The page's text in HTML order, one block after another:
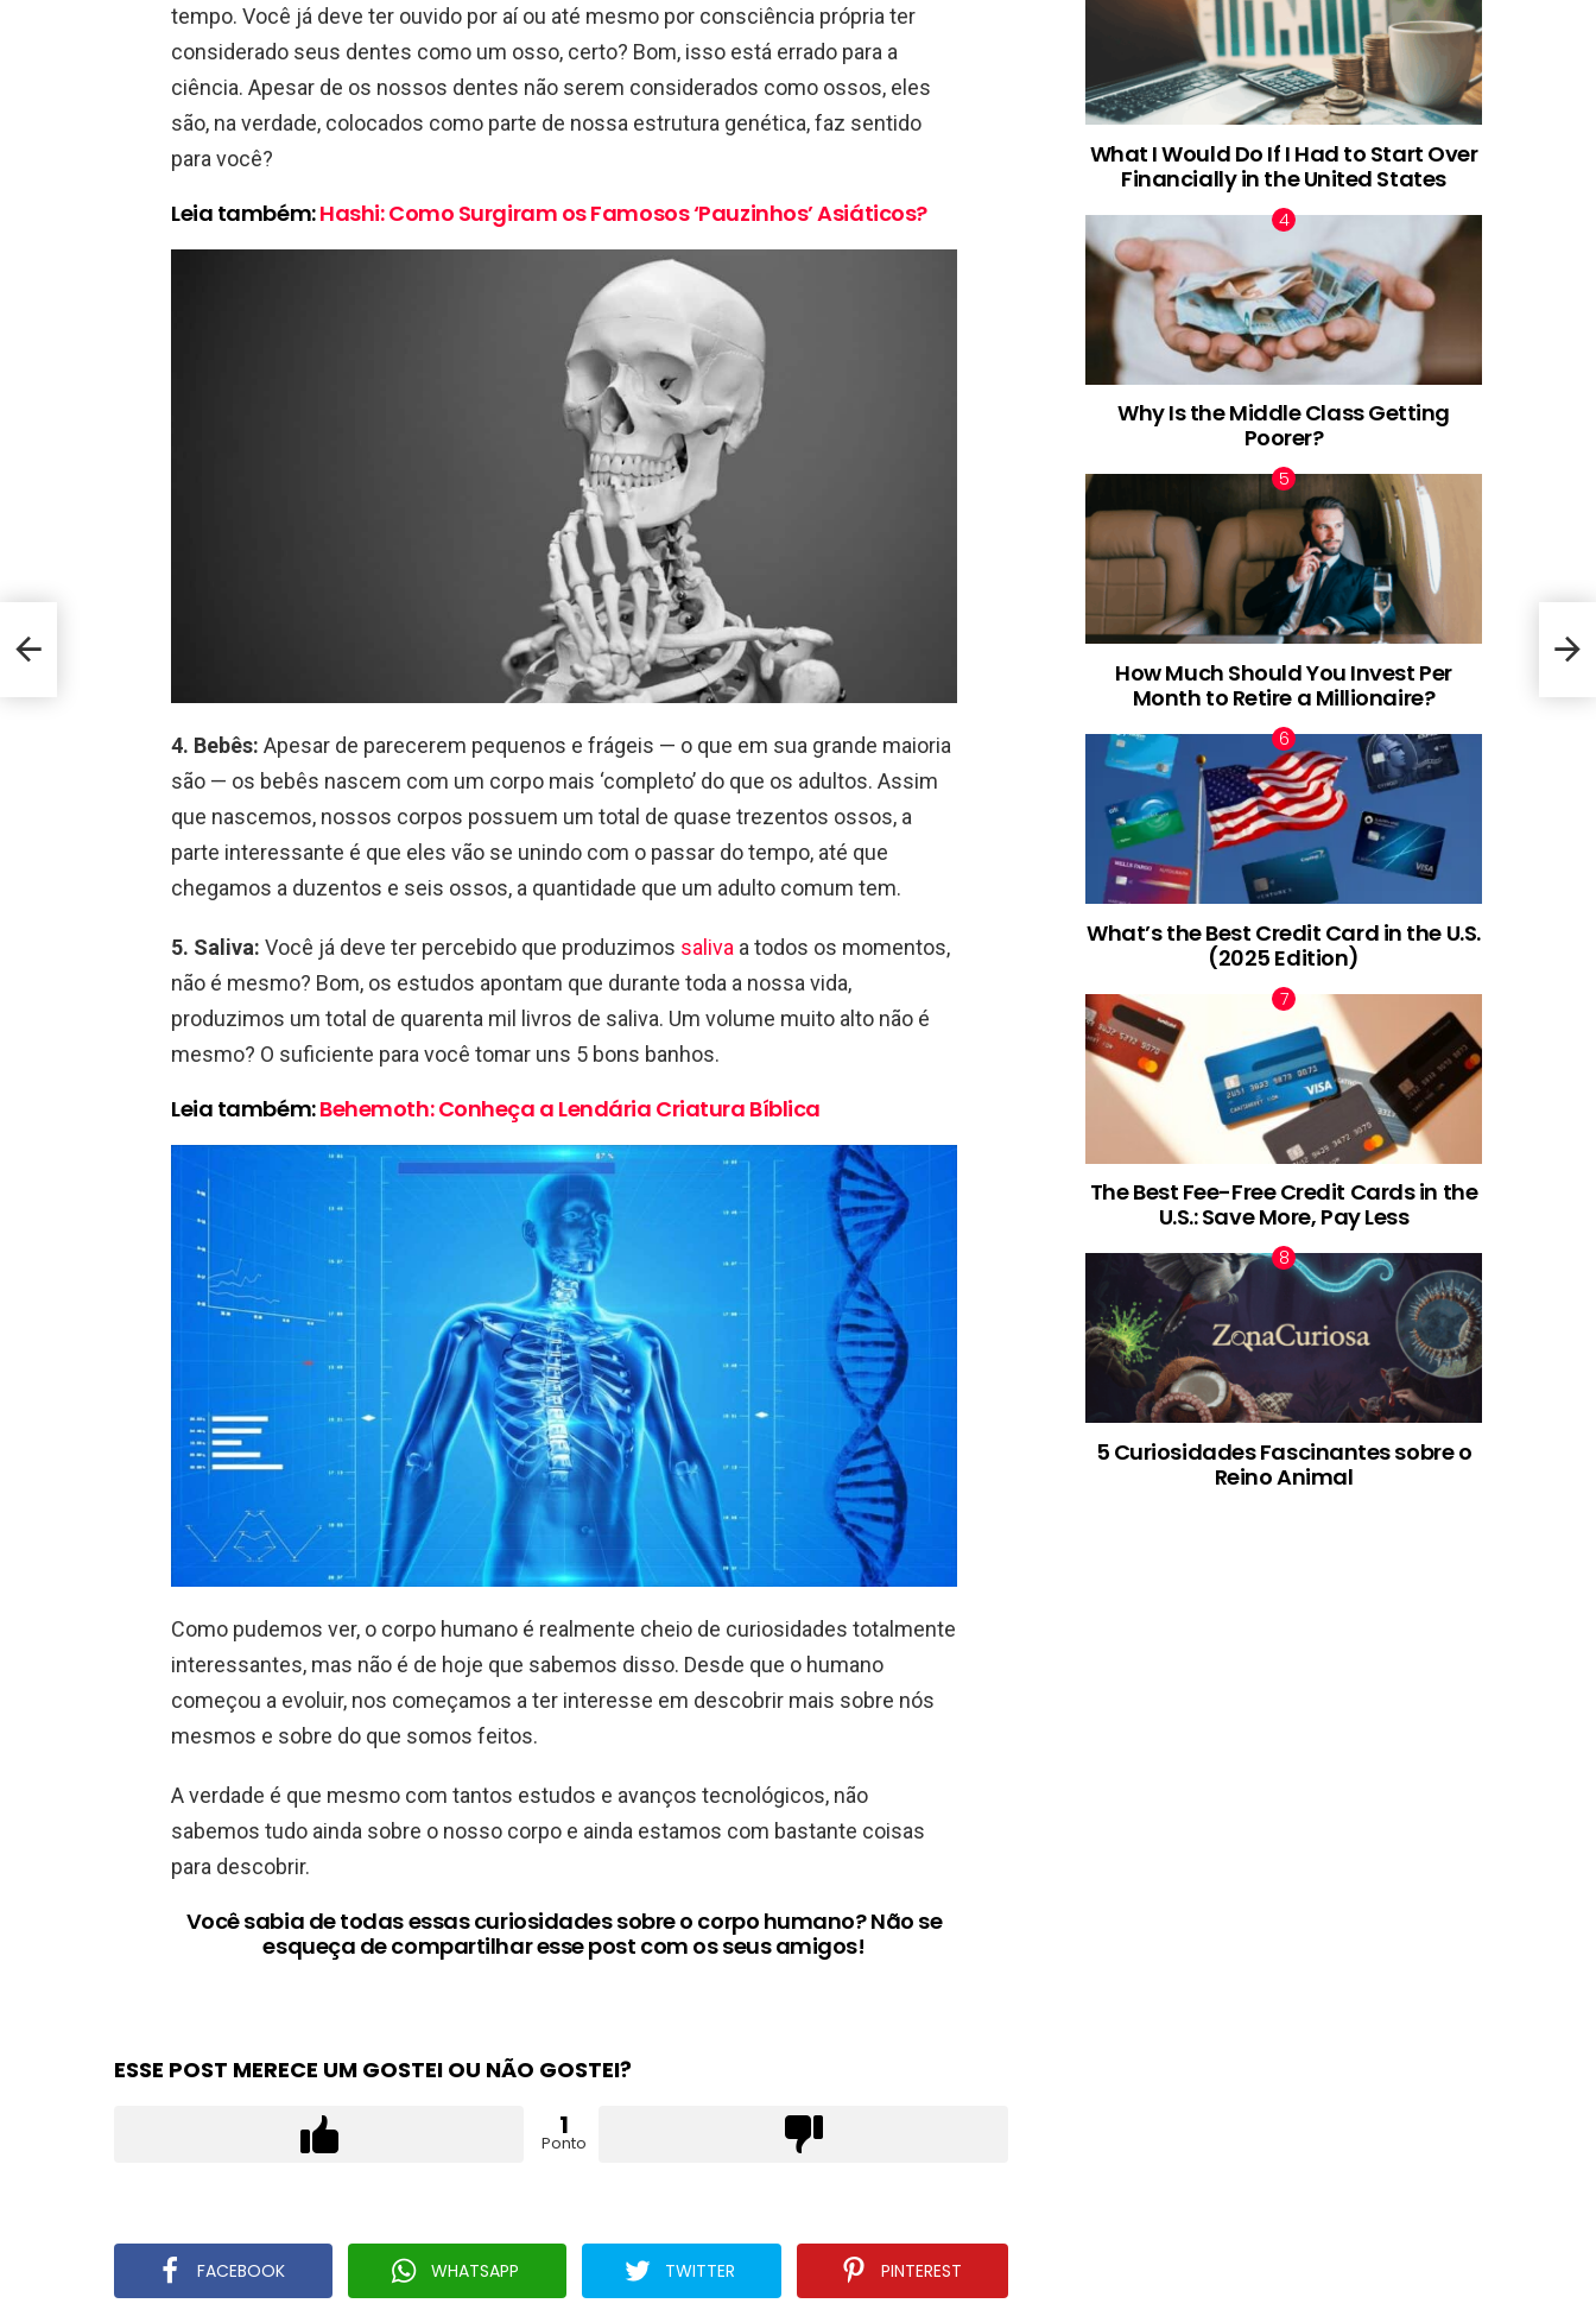
tempo. Você já deve ter ouvido por aí ou até mesmo por consciência própria ter
considerado seus dentes como um osso, certo? Bom, isso está errado para a
ciência. Apesar de os nossos dentes não serem considerados como ossos, eles
são, na verdade, colocados como parte de nossa estrutura genética, faz sentido
para você?
Leia também:Hashi: Como Surgiram os Famosos ‘Pauzinhos’ Asiáticos?
4. Bebês: Apesar de parecerem pequenos e frágeis — o que em sua grande maioria
são — os bebês nascem com um corpo mais ‘completo’ do que os adultos. Assim
que nascemos, nossos corpos possuem um total de quase trezentos ossos, a
parte interessante é que eles vão se unindo com o passar do tempo, até que
chegamos a duzentos e seis ossos, a quantidade que um adulto comum tem.
5. Saliva: Você já deve ter percebido que produzimos saliva a todos os momentos,
não é mesmo? Bom, os estudos apontam que durante toda a nossa vida,
produzimos um total de quarenta mil livros de saliva. Um volume muito alto não é
mesmo? O suficiente para você tomar uns 5 bons banhos.
Leia também:Behemoth: Conheça a Lendária Criatura Bíblica
Como pudemos ver, o corpo humano é realmente cheio de curiosidades totalmente
interessantes, mas não é de hoje que sabemos disso. Desde que o humano
começou a evoluir, nos começamos a ter interesse em descobrir mais sobre nós
mesmos e sobre do que somos feitos.
A verdade é que mesmo com tantos estudos e avanços tecnológicos, não
sabemos tudo ainda sobre o nosso corpo e ainda estamos com bastante coisas
para descobrir.
Você sabia de todas essas curiosidades sobre o corpo humano? Não se
esqueça de compartilhar esse post com os seus amigos!
ESSE POST MERECE UM GOSTEI OU NÃO GOSTEI?
1
Ponto
FACEBOOK WHATSAPP TWITTER PINTEREST
What I Would Do If I Had to Start Over
Financially in the United States
Why Is the Middle Class Getting
Poorer?
How Much Should You Invest Per
Month to Retire a Millionaire?
What’s the Best Credit Card in the U.S.
(2025 Edition)
The Best Fee-Free Credit Cards in the
U.S.: Save More, Pay Less
5 Curiosidades Fascinantes sobre o
Reino Animal